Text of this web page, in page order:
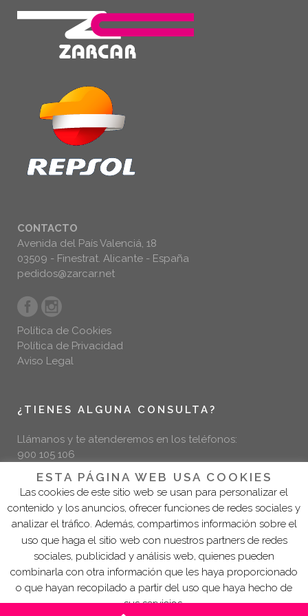
CONTACTO
Avenida del País Valenciá, 18
03509 - Finestrat. Alicante - España
pedidos@zarcar.net
Política de Cookies
Política de Privacidad
Aviso Legal
¿TIENES ALGUNA CONSULTA?
Llámanos y te atenderemos en los teléfonos:
900 105 106
Emergencias:
609 129 963
ESTA PÁGINA WEB USA COOKIES
Las cookies de este sitio web se usan para personalizar el
contenido y los anuncios, ofrecer funciones de redes sociales y
analizar el tráfico. Además, compartimos información sobre el
uso que haga el sitio web con nuestros partners de redes
sociales, publicidad y análisis web, quienes pueden
combinarla con otra información que les haya proporcionado
o que hayan recopilado a partir del uso que haya hecho de
sus servicios.